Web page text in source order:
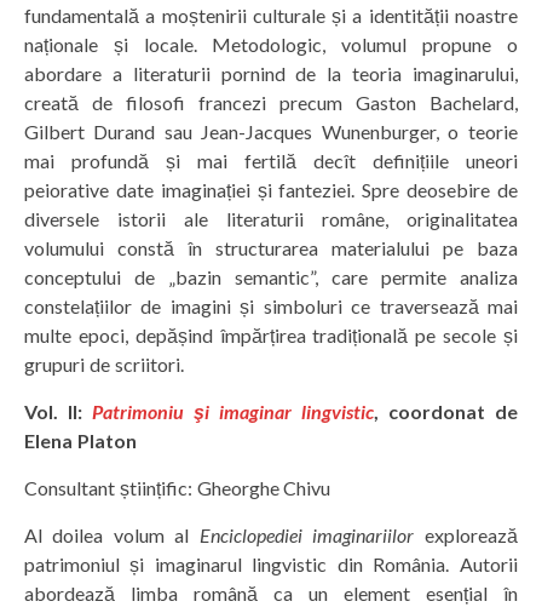
fundamentală a moștenirii culturale și a identității noastre
naționale și locale. Metodologic, volumul propune o
abordare a literaturii pornind de la teoria imaginarului,
creată de filosofi francezi precum Gaston Bachelard,
Gilbert Durand sau Jean-Jacques Wunenburger, o teorie
mai profundă și mai fertilă decît definițiile uneori
peiorative date imaginației și fanteziei. Spre deosebire de
diversele istorii ale literaturii române, originalitatea
volumului constă în structurarea materialului pe baza
conceptului de „bazin semantic”, care permite analiza
constelațiilor de imagini și simboluri ce traversează mai
multe epoci, depășind împărțirea tradițională pe secole și
grupuri de scriitori.
Vol. II: Patrimoniu şi imaginar lingvistic, coordonat de
Elena Platon
Consultant științific: Gheorghe Chivu
Al doilea volum al Enciclopediei imaginariilor explorează
patrimoniul și imaginarul lingvistic din România. Autorii
abordează limba română ca un element esențial în